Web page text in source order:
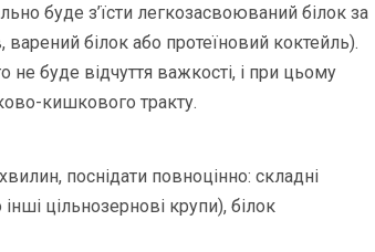
буде з’їсти легкозасвоюваний білок за
білок або протеїновий коктейль).
буде відчуття важкості, і при цьому
кишкового тракту.
поснідати повноцінно: складні
цільнозернові крупи), білок